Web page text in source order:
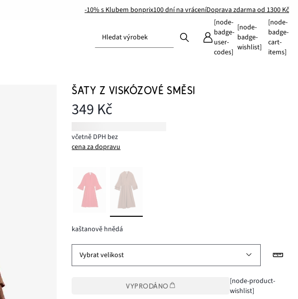
-10% s Klubem bonprix100 dní na vráceníDoprava zdarma od 1300 Kč
Hledat výrobek
[node-
badge-
user-
codes]
[node-
badge-
wishlist]
[node-
badge-
cart-
items]
ŠATY Z VISKÓZOVÉ SMĚSI
349 Kč
včetně DPH bez
cena za dopravu
kaštanově hnědá
Vybrat velikost
VYPRODÁNO
[node-product-
wishlist]